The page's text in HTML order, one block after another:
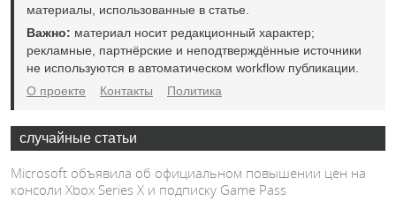
материалы, использованные в статье.
Важно: материал носит редакционный характер;
рекламные, партнёрские и неподтверждённые источники
не используются в автоматическом workflow публикации.
О проекте
Контакты Политика
случайные статьи
Microsoft объявила об официальном повышении цен на
консоли Xbox Series X и подписку Game Pass